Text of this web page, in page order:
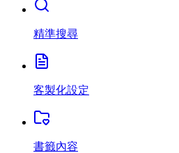
精準搜尋
客製化設定
書籤內容